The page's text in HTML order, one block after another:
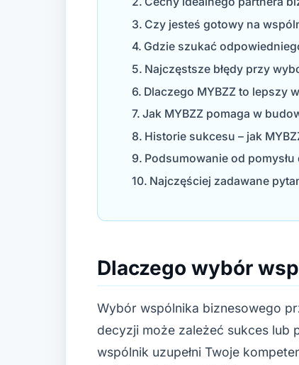
Czy jesteś gotowy na
Gdzie szukać
Najczęstsze błędy przy
Dlaczego MYBZZ to lepszy
Jak MYBZZ pomaga w
Historie sukcesu – jak
Podsumowanie od
Najczęściej zadawane
Dlaczego wybór
Wybór wspólnika biznesowego
decyzji może zależeć sukces lub
wspólnik uzupełni Twoje